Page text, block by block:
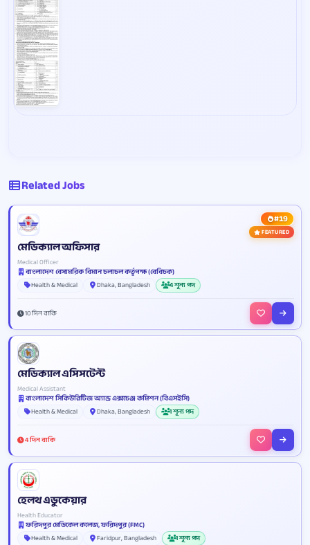
Related Jobs
#19
FEATURED
মেডিক্যাল অফিসার
Medical Officer
বাংলাদেশ বেসামরিক বিমান চলাচল কর্তৃপক্ষ (বেবিচক)
Health & Medical
Dhaka, Bangladesh 4 শূন্য পদ
10 দিন বাকি
মেডিক্যাল এসিসটেন্ট
Medical Assistant
বাংলাদেশ সিকিউরিটিজ অ্যান্ড এক্সচেঞ্জ কমিশন (বিএসইসি)
Health & Medical
Dhaka, Bangladesh 1 শূন্য পদ
4 দিন বাকি
হেলথ এডুকেয়ার
Health Educator
ফরিদপুর মেডিকেল কলেজ, ফরিদপুর (FMC)
Health & Medical
Faridpur, Bangladesh 1 শূন্য পদ